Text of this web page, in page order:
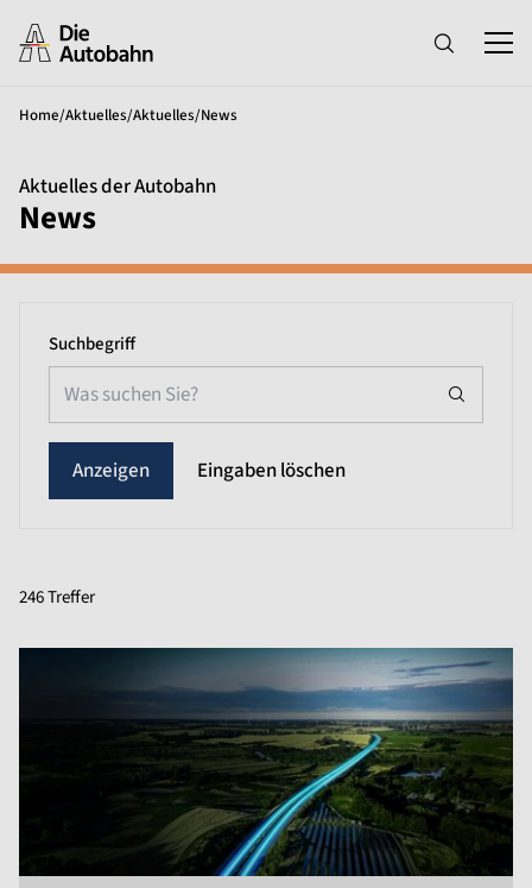
Home/Aktuelles/Aktuelles/News
Aktuelles der Autobahn
News
Suchbegriff
Eingaben löschen
246 Treffer